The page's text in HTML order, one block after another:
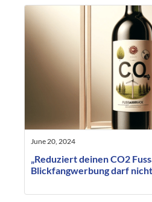
June 20, 2024
„Reduziert deinen CO2
Blickfangwerbung darf